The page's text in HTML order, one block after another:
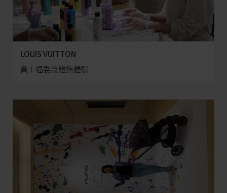
LOUIS VUITTON
員工福委流體熊體驗